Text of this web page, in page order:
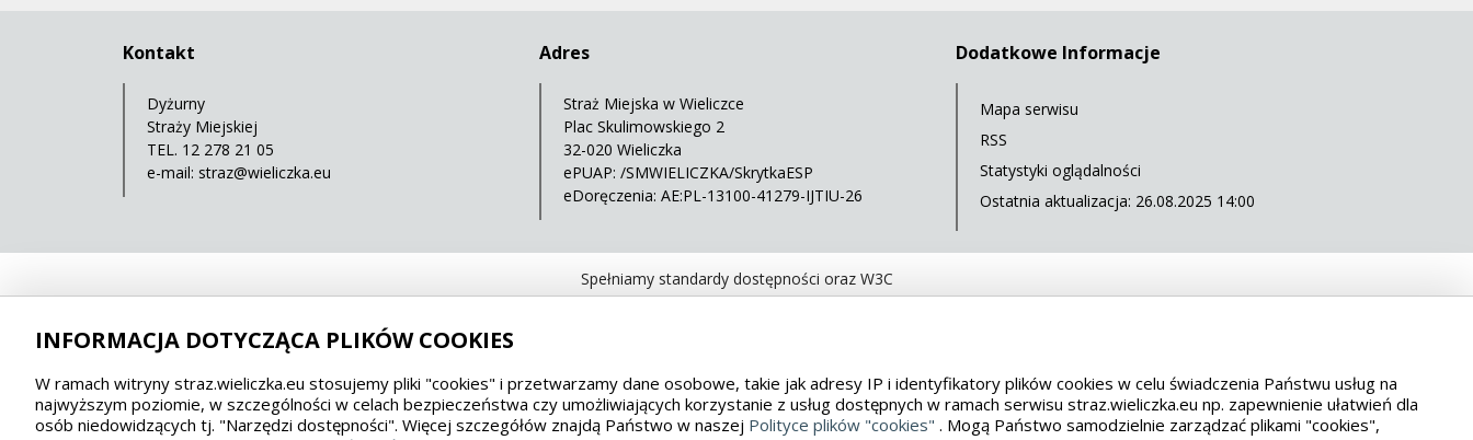
Kontakt
Dyżurny
Straży Miejskiej
TEL. 12 278 21 05
e-mail: straz@wieliczka.eu
Adres
Straż Miejska w Wieliczce
Plac Skulimowskiego 2
32-020 Wieliczka
ePUAP: /SMWIELICZKA/SkrytkaESP
eDoręczenia: AE:PL-13100-41279-IJTIU-26
Dodatkowe Informacje
Mapa serwisu
RSS
Statystyki oglądalności
Ostatnia aktualizacja: 26.08.2025 14:00
Spełniamy standardy dostępności oraz W3C
INFORMACJA DOTYCZĄCA PLIKÓW COOKIES
W ramach witryny straz.wieliczka.eu stosujemy pliki "cookies" i przetwarzamy dane osobowe, takie jak adresy IP i identyfikatory plików cookies w celu świadczenia Państwu usług na
najwyższym poziomie, w szczególności w celach bezpieczeństwa czy umożliwiających korzystanie z usług dostępnych w ramach serwisu straz.wieliczka.eu np. zapewnienie ułatwień dla
osób niedowidzących tj. "Narzędzi dostępności". Więcej szczegółów znajdą Państwo w naszej Polityce plików "cookies" . Mogą Państwo samodzielnie zarządzać plikami "cookies",